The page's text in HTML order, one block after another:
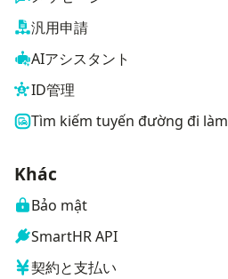
汎用申請
AIアシスタント
ID管理
Tìm kiếm tuyến đường đi làm
Khác
Bảo mật
SmartHR API
契約と支払い